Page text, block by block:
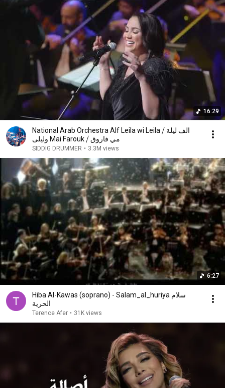
16:29
National Arab Orchestra Alf Leila wi Leila ⧸ الف ليلة
وليلى Mai Farouk ⧸ مي فاروق
SIDDIG DRUMMER • 3.3M views
6:27
Hiba Al-Kawas (soprano) - Salam_al_huriya سلام
الحرية
Terence Afer • 31K views